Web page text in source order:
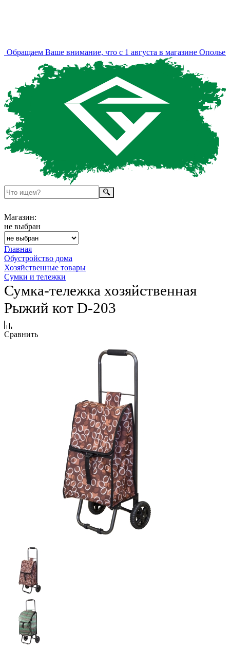
Ваше внимание, что с 1 августа в магазине Ополье
Магазин:
не выбран
Главная
Обустройство дома
Хозяйственные товары
Сумки и тележки
Сумка-тележка хозяйственная
Рыжий кот D-203
Сравнить